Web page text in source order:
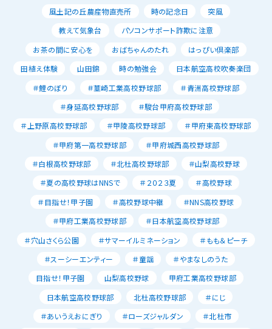
風土記の丘農産物直売所
時の記念日
突風
教えて気象台
パソコンサポート詐欺に注意
お茶の間に安心を
おばちゃんのたれ
はっぴい倶楽部
田植え体験
山田錦 時の勉強会
日本航空高校吹奏楽団
＃鯉のぼり
＃韮崎工業高校野球部
＃青洲高校野球部
＃身延高校野球部
＃駿台甲府高校野球部
＃上野原高校野球部
＃甲陵高校野球部
＃甲府東高校野球部
＃甲府第一高校野球部
＃甲府城西高校野球部
＃白根高校野球部
＃北杜高校野球部
＃山梨高校野球
＃夏の高校野球はNNSで
＃２０２３夏
＃高校野球
＃目指せ！甲子園
＃高校野球中継
＃NNS高校野球
＃甲府工業高校野球部
＃日本航空高校野球部
＃穴山さくら公園
＃サマーイルミネーション
＃もも＆ピーチ
＃スーシーエンティー
＃童謡
＃やまなしのうた
目指せ！甲子園
山梨高校野球
甲府工業高校野球部
日本航空高校野球部
北杜高校野球部
＃にじ
＃あいうえおにぎり
＃ローズジャルダン
＃北杜市